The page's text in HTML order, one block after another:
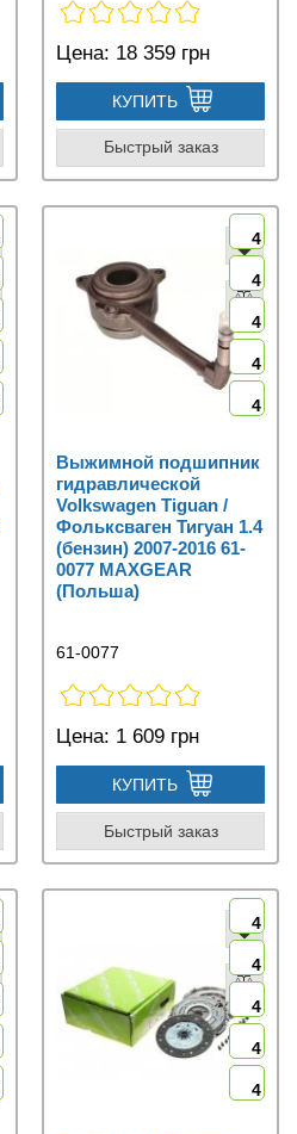
Цена: 18 359 грн
КУПИТЬ
Быстрый заказ
4
4
4
4
4
Выжимной подшипник
гидравлической
Volkswagen Tiguan /
Фольксваген Тигуан 1.4
(бензин) 2007-2016 61-
0077 MAXGEAR
(Польша)
61-0077
Цена: 1 609 грн
КУПИТЬ
Быстрый заказ
4
4
4
4
4